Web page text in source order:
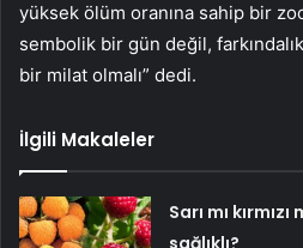
yüksek ölüm oranına sahip bir
sembolik bir gün değil,
bir milat olmalı” dedi.
İlgili Makaleler
Sarı mı